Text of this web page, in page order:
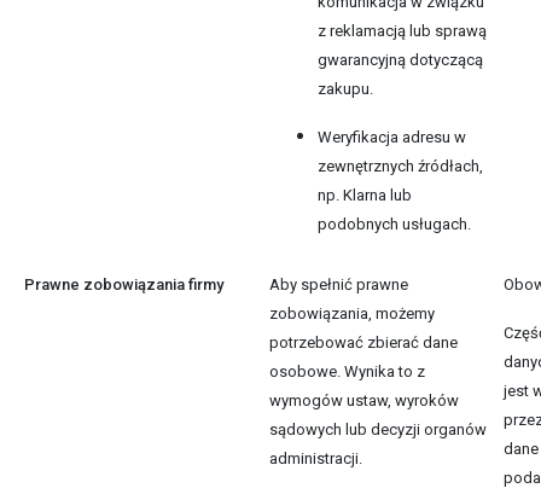
z reklamacją lub sprawą
gwarancyjną dotyczącą
zakupu.
Weryfikacja adresu w
zewnętrznych źródłach,
np. Klarna lub
podobnych usługach.
Prawne zobowiązania firmy
Aby spełnić prawne
zobowiązania, możemy
potrzebować zbierać dane
osobowe. Wynika to z
wymogów ustaw, wyroków
sądowych lub decyzji organów
administracji.
jest